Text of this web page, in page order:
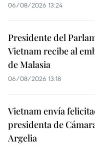
06/08/2026 13:24
Presidente del
Vietnam recibe al
de Malasia
06/08/2026 13:18
Vietnam envía
presidenta de
Argelia